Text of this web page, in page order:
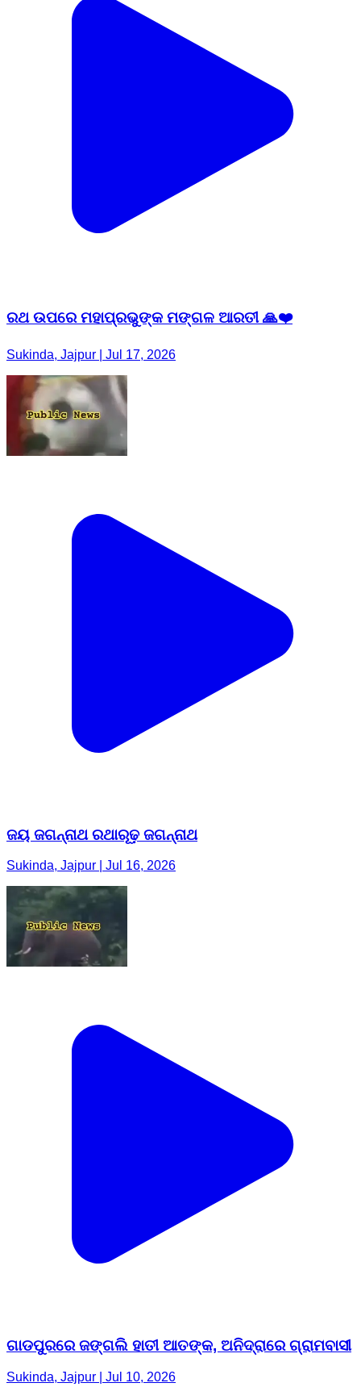
ରଥ ଉପରେ ମହାପ୍ରଭୁଙ୍କ ମଙ୍ଗଳ ଆରତୀ 🙏❤️
Sukinda, Jajpur | Jul 17, 2026
ଜୟ ଜଗନ୍ନାଥ ରଥାରୂଢ଼ ଜଗନ୍ନାଥ
Sukinda, Jajpur | Jul 16, 2026
ଗାଡପୁରରେ ଜଙ୍ଗଲି ହାତୀ ଆତଙ୍କ, ଅନିଦ୍ରାରେ ଗ୍ରାମବାସୀ
Sukinda, Jajpur | Jul 10, 2026